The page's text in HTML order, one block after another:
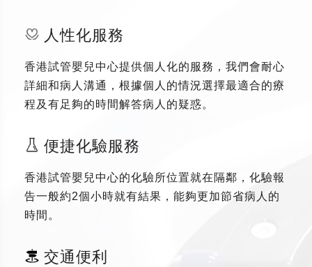
人性化服務
香港試管嬰兒中心提供個人化的服務，我們會耐心
詳細和病人溝通，根據個人的情況選擇最適合的療
程及有足夠的時間解答病人的疑惑。
便捷化驗服務
香港試管嬰兒中心的化驗所位置就在隔鄰，化驗報
告一般約2個小時就有結果，能夠更加節省病人的
時間。
交通便利